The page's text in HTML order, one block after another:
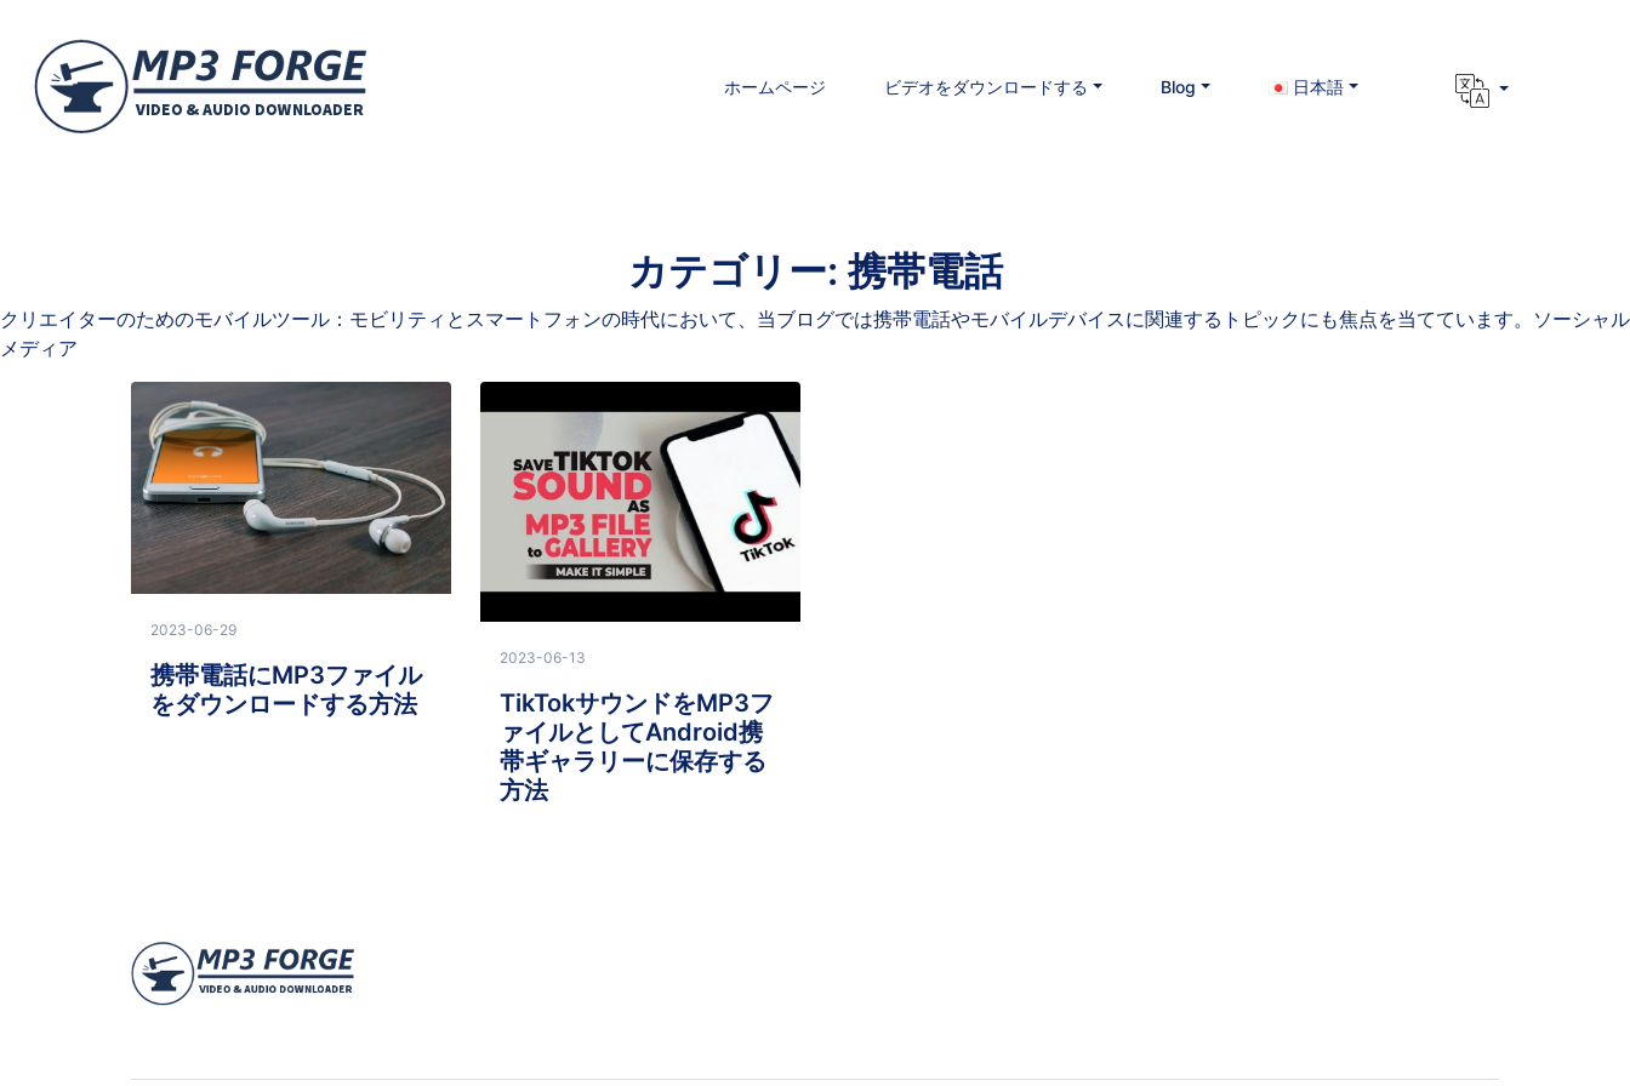
ホームページ ビデオをダウンロードする Blog 日本語
カテゴリー:携帯電話
クリエイターのためのモバイルツール：モビリティとスマートフォンの時代において、当ブログでは携帯電話やモバイルデバイスに関連するトピックにも焦点を当てています。ソーシャル
メディア
2023-06-29
携帯電話にMP3ファイル
をダウンロードする方法
2023-06-13
TikTokサウンドをMP3フ
ァイルとしてAndroid携
帯ギャラリーに保存する
方法